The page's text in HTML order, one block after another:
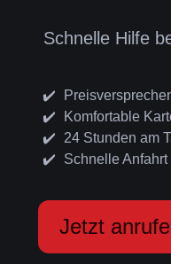
Schnelle Hilfe
Komfortable
24 Stunden am
Schnelle Anfahrt
Jetzt